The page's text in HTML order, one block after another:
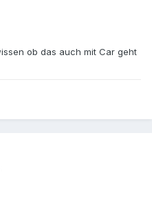
ob das auch mit Car geht